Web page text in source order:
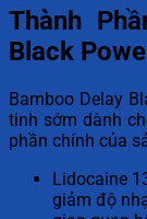
Thành
Black
Bamboo Delay
tinh sớm dành
phần chính của
Lidocaine
giảm độ